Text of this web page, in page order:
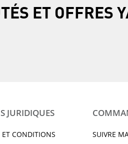
ET OFFRES
JURIDIQUES
CONDITIONS
SUIVRE